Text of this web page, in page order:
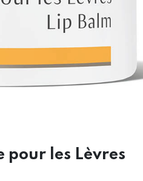
pour les Lèvres